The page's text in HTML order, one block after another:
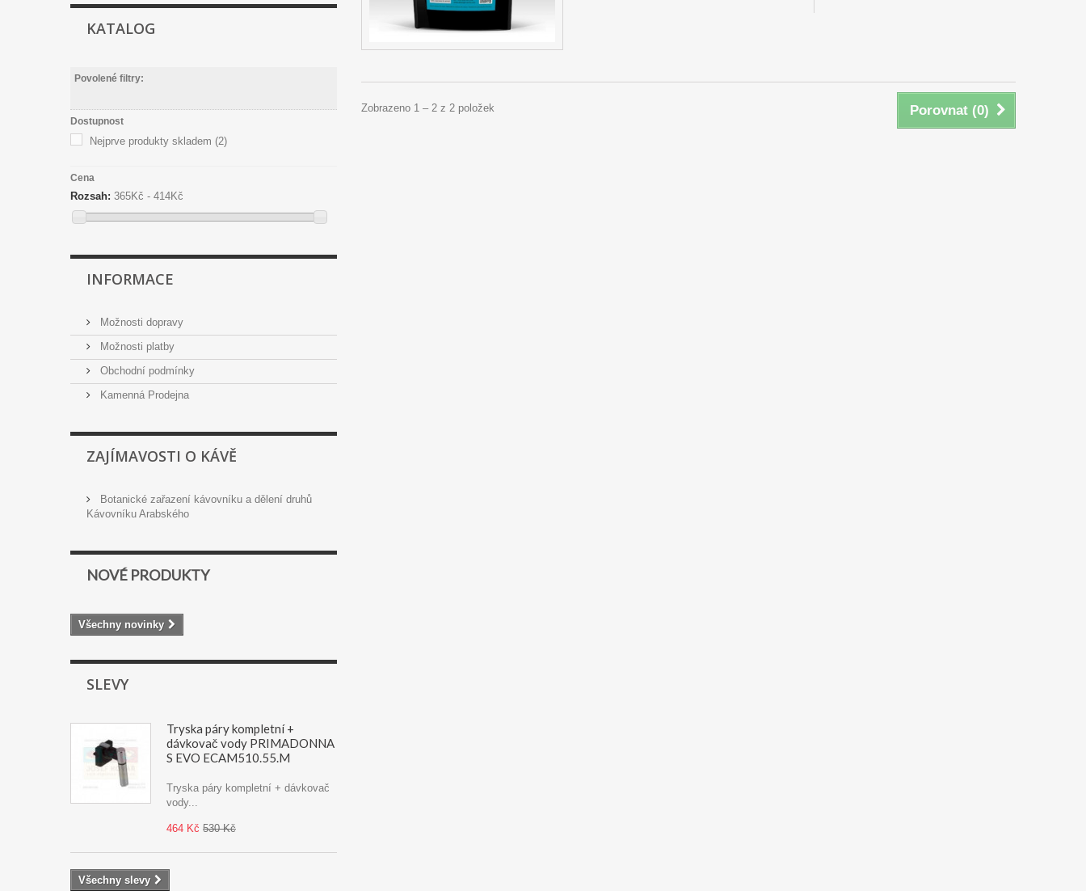
KATALOG
Povolené filtry:
Dostupnost
Nejprve produkty skladem (2)
Cena
Rozsah: 365Kč - 414Kč
INFORMACE
Možnosti dopravy
Možnosti platby
Obchodní podmínky
Kamenná Prodejna
ZAJÍMAVOSTI O KÁVĚ
Botanické zařazení kávovníku a dělení druhů
Kávovníku Arabského
NOVÉ PRODUKTY
Všechny novinky
SLEVY
Tryska páry kompletní +
dávkovač vody PRIMADONNA
S EVO ECAM510.55.M
Tryska páry kompletní + dávkovač
vody...
464 Kč 530 Kč
Všechny slevy
Porovnat (0)
Zobrazeno 1 – 2 z 2 položek